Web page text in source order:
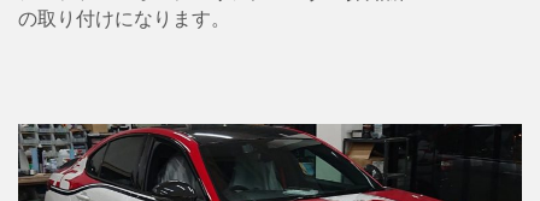
の取り付けになります。